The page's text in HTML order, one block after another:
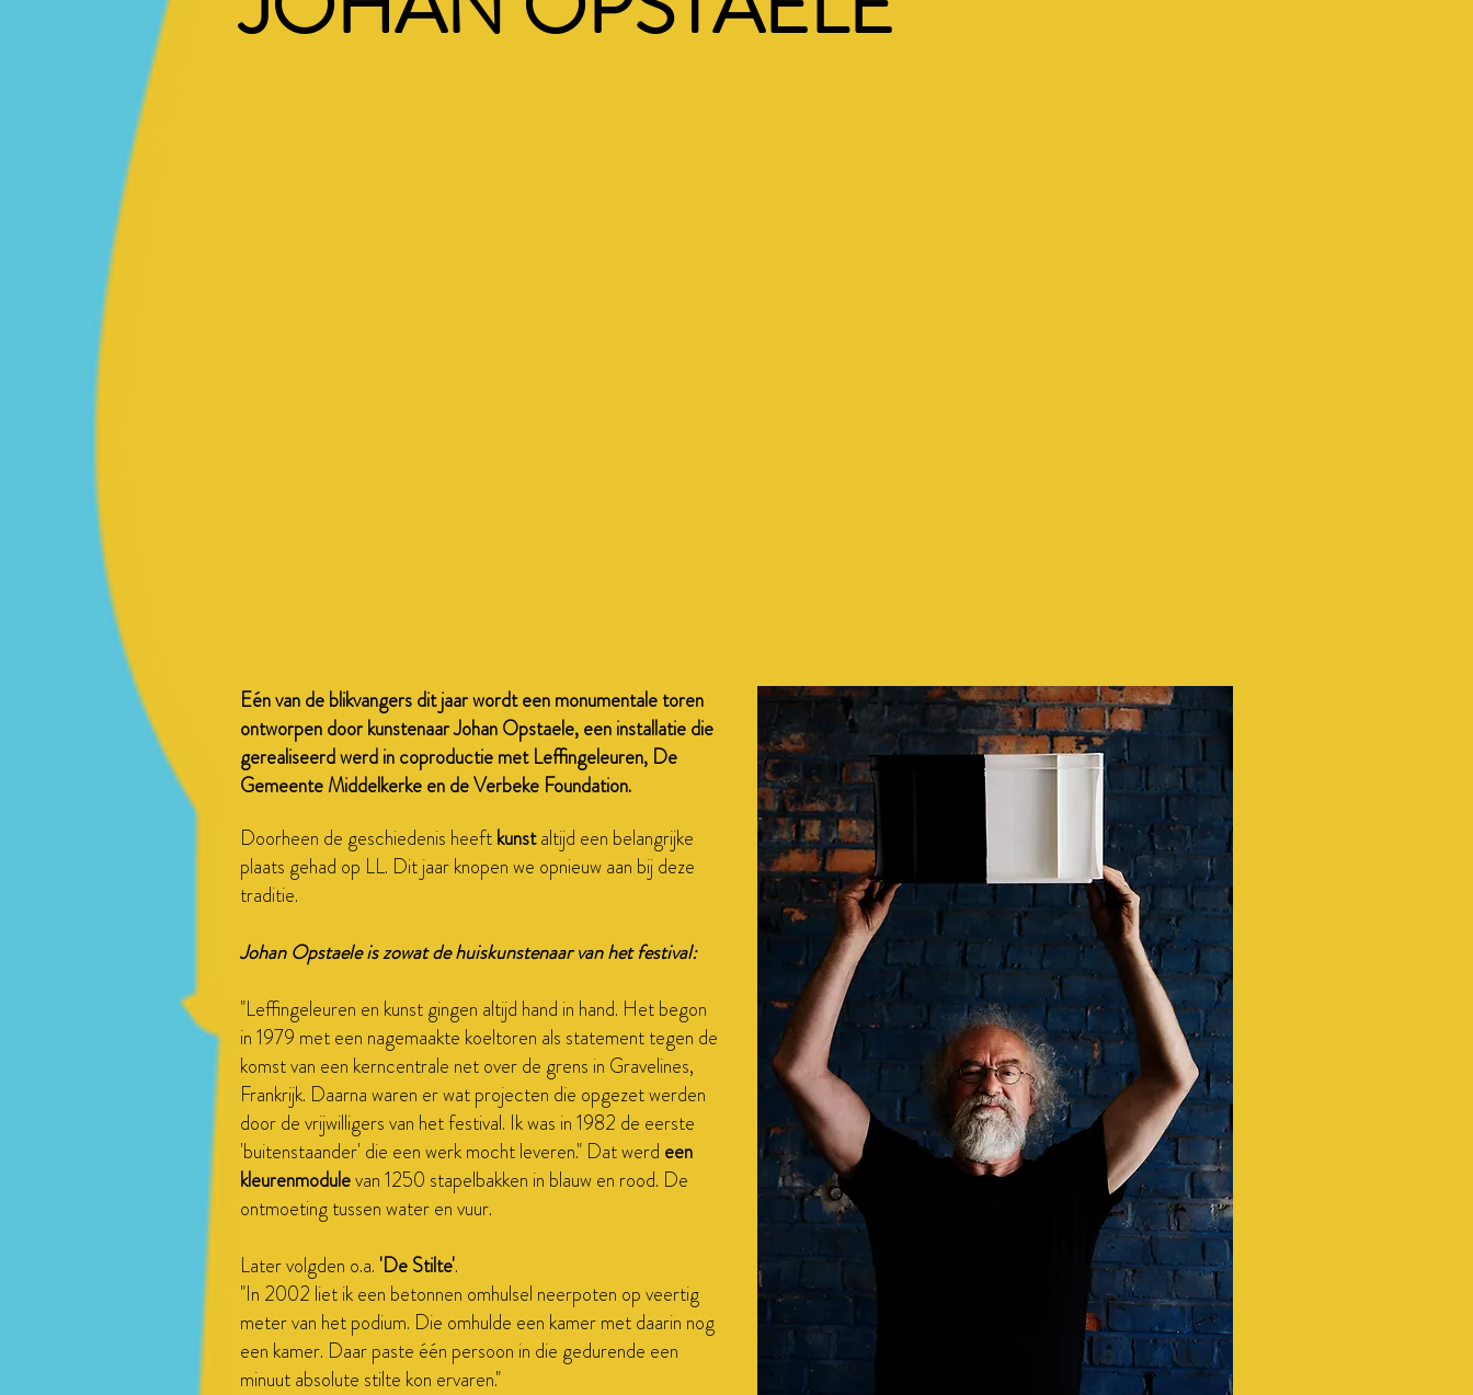
Eén van de blikvangers dit jaar wordt een monumentale toren
ontworpen door kunstenaar Johan Opstaele, een installatie die
gerealiseerd werd in coproductie met Leffingeleuren, De
Gemeente Middelkerke en de Verbeke Foundation.
Doorheen de geschiedenis heeftkunstaltijd een belangrijke
plaats gehad op LL. Dit jaar knopen we opnieuw aan bij deze
traditie.
Johan Opstaele is zowat de huiskunstenaar van het festival:
"Leffingeleuren en kunst gingen altijd hand in hand. Het begon
in 1979 met een nagemaakte koeltoren als statement tegen de
komst van een kerncentrale net over de grens in Gravelines,
Frankrijk. Daarna waren er wat projecten die opgezet werden
door de vrijwilligers van het festival. Ik was in 1982 de eerste
'buitenstaander' die een werk mocht leveren." Dat werd een
kleurenmodulevan 1250 stapelbakken in blauw en rood. De
ontmoeting tussen water en vuur.
Later volgden o.a. 'De Stilte'.
"In 2002 liet ik een betonnen omhulsel neerpoten op veertig
meter van het podium. Die omhulde een kamer met daarin nog
een kamer. Daar paste één persoon in die gedurende een
minuut absolute stilte kon ervaren."